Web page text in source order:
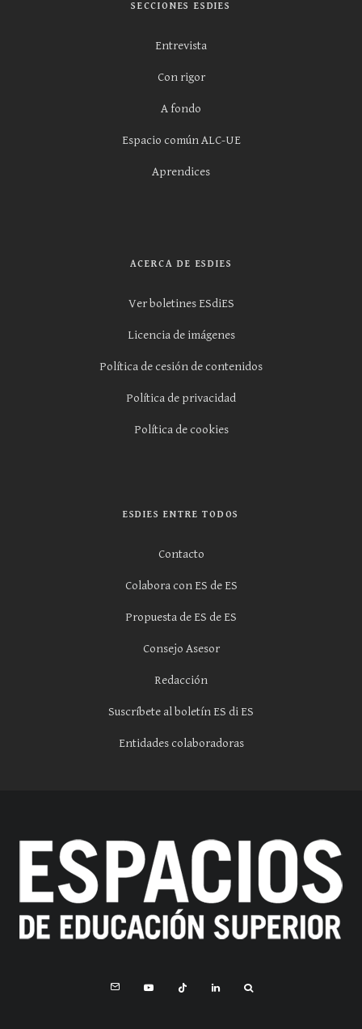
SECCIONES ESDIES
Entrevista
Con rigor
A fondo
Espacio común ALC-UE
Aprendices
ACERCA DE ESDIES
Ver boletines ESdiES
Licencia de imágenes
Política de cesión de contenidos
Política de privacidad
Política de cookies
ESDIES ENTRE TODOS
Contacto
Colabora con ES de ES
Propuesta de ES de ES
Consejo Asesor
Redacción
Suscríbete al boletín ES di ES
Entidades colaboradoras